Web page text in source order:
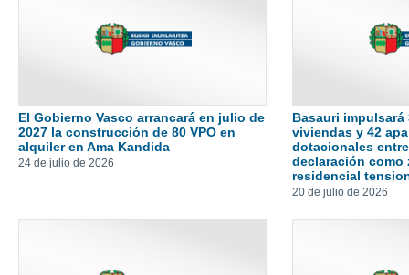
El Gobierno Vasco arrancará en julio de
2027 la construcción de 80 VPO en
alquiler en Ama Kandida
24 de julio de 2026
Basauri impulsará
viviendas y 42
dotacionales
declaración como
residencial
20 de julio de 2026